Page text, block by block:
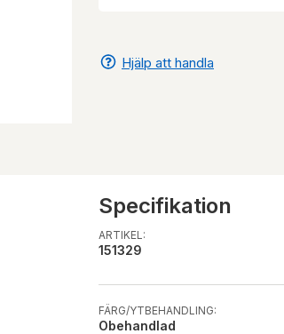
Hjälp att handla
Specifikation
ARTIKEL:
151329
FÄRG/YTBEHANDLING:
Obehandlad